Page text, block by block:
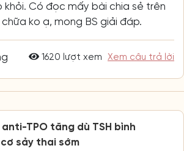
khỏi. Có đọc mấy bài chia sẻ trên
ko ạ, mong BS giải đáp.
1620 lượt xem Xem câu trả lời
TPO tăng dù TSH bình
sảy thai sớm